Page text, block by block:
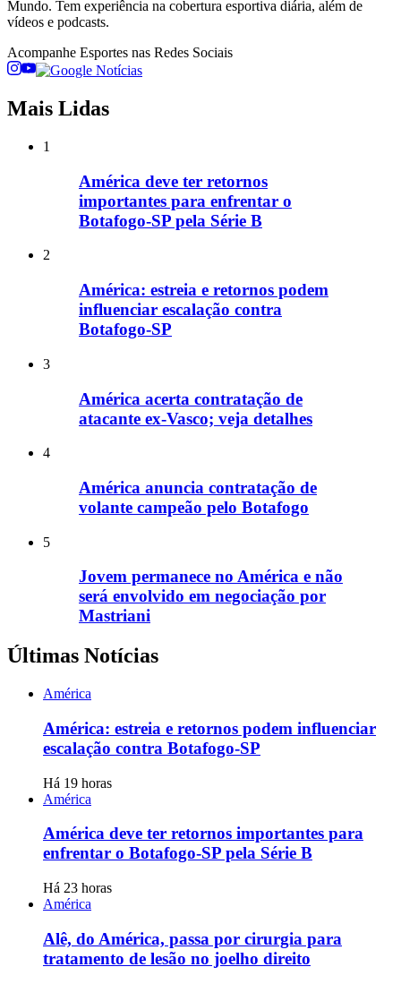
Mundo. Tem experiência na cobertura esportiva diária, além de
vídeos e podcasts.
Acompanhe Esportes nas Redes Sociais
Mais Lidas
1
América deve ter retornos
importantes para enfrentar o
Botafogo-SP pela Série B
2
América: estreia e retornos podem
influenciar escalação contra
Botafogo-SP
3
América acerta contratação de
atacante ex-Vasco; veja detalhes
4
América anuncia contratação de
volante campeão pelo Botafogo
5
Jovem permanece no América e não
será envolvido em negociação por
Mastriani
Últimas Notícias
América
América: estreia e retornos podem influenciar
escalação contra Botafogo-SP
Há 19 horas
América
América deve ter retornos importantes para
enfrentar o Botafogo-SP pela Série B
Há 23 horas
América
Alê, do América, passa por cirurgia para
tratamento de lesão no joelho direito